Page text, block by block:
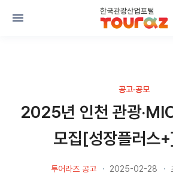
공고·공모
2025년 인천 관광
모집[성장플러스
투어라즈 공고 2025-02-28